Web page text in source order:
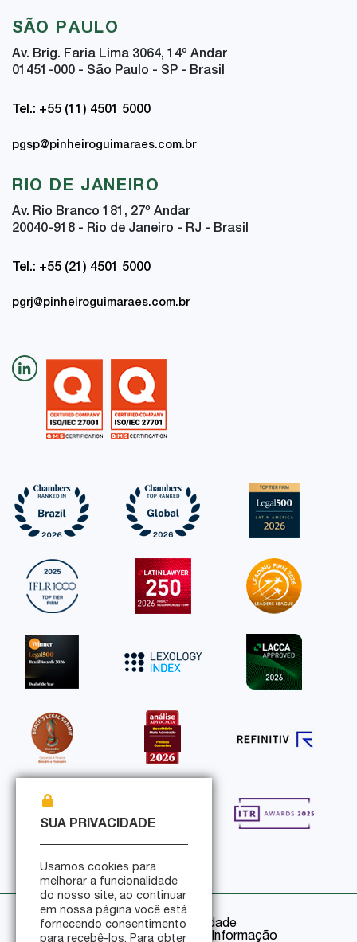
SÃO PAULO
Av. Brig. Faria Lima 3064, 14º Andar
01451-000 - São Paulo - SP - Brasil
Tel.: +55 (11) 4501 5000
pgsp@pinheiroguimaraes.com.br
RIO DE JANEIRO
Av. Rio Branco 181, 27º Andar
20040-918 - Rio de Janeiro - RJ - Brasil
Tel.: +55 (21) 4501 5000
pgrj@pinheiroguimaraes.com.br
Política de Privacidade
Política de Segurança da Informação
SUA PRIVACIDADE
Usamos cookies para
melhorar a funcionalidade
do nosso site, ao continuar
em nossa página você está
fornecendo consentimento
para recebê-los. Para obter